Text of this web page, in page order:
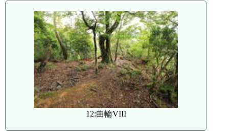
12:曲輪VIII